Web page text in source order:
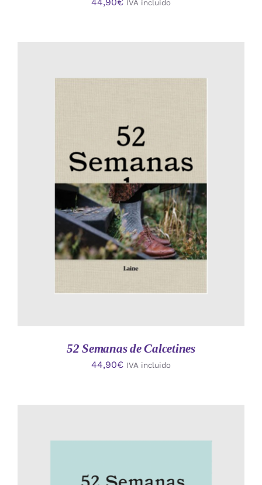
IVA incluido
AÑADIR AL CARRITO
/
DETALLES
52 Semanas de Calcetines
44,90€ IVA incluido